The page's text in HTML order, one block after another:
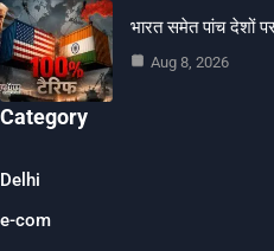
भारत समेत पांच देशों
Aug 8, 2026
Category
Delhi
e-com